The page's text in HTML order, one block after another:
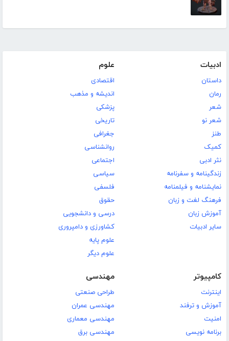
ادبیات
داستان
رمان
شعر
شعر نو
طنز
کمیک
نثر ادبی
زندگینامه و سفرنامه
نمایشنامه و فیلمنامه
فرهنگ لغت و زبان
آموزش زبان
سایر ادبیات
علوم
اقتصادی
اندیشه و مذهب
پزشکی
تاریخی
جغرافی
روانشناسی
اجتماعی
سیاسی
فلسفی
حقوق
درسی و دانشجویی
کشاورزی و دامپروری
علوم پایه
علوم دیگر
کامپیوتر
اینترنت
آموزش و ترفند
امنیت
برنامه نویسی
مهندسی
طراحی صنعتی
مهندسی عمران
مهندسی معماری
مهندسی برق